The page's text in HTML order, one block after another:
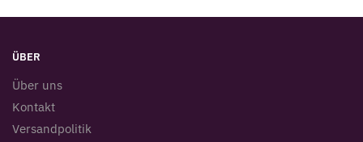
ÜBER
Über uns
Kontakt
Versandpolitik